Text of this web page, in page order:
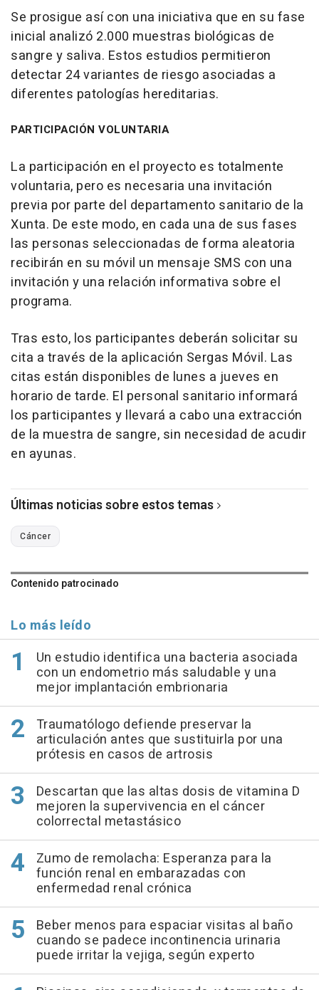
Se prosigue así con una iniciativa que en su fase
inicial analizó 2.000 muestras biológicas de
sangre y saliva. Estos estudios permitieron
detectar 24 variantes de riesgo asociadas a
diferentes patologías hereditarias.
PARTICIPACIÓN VOLUNTARIA
La participación en el proyecto es totalmente
voluntaria, pero es necesaria una invitación
previa por parte del departamento sanitario de la
Xunta. De este modo, en cada una de sus fases
las personas seleccionadas de forma aleatoria
recibirán en su móvil un mensaje SMS con una
invitación y una relación informativa sobre el
programa.
Tras esto, los participantes deberán solicitar su
cita a través de la aplicación Sergas Móvil. Las
citas están disponibles de lunes a jueves en
horario de tarde. El personal sanitario informará
los participantes y llevará a cabo una extracción
de la muestra de sangre, sin necesidad de acudir
en ayunas.
Últimas noticias sobre estos temas
Cáncer
Contenido patrocinado
Lo más leído
Un estudio identifica una bacteria asociada
con un endometrio más saludable y una
mejor implantación embrionaria
Traumatólogo defiende preservar la
articulación antes que sustituirla por una
prótesis en casos de artrosis
Descartan que las altas dosis de vitamina D
mejoren la supervivencia en el cáncer
colorrectal metastásico
Zumo de remolacha: Esperanza para la
función renal en embarazadas con
enfermedad renal crónica
Beber menos para espaciar visitas al baño
cuando se padece incontinencia urinaria
puede irritar la vejiga, según experto